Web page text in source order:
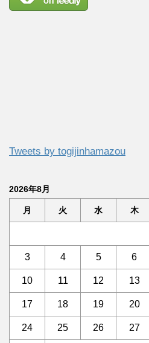
Tweets by togijinhamazou
2026年8月
月 火 水 木
3 4 5 6
10 11 12 13
17 18 19 20
24 25 26 27